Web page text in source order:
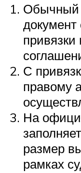
Обычный
документ
С
правому
На
размер
рамках